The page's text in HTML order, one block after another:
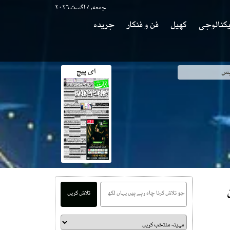
جمعه, ۷ اگست ۲۰۲۶
کھیل فن و فنکار
جریدہ
ای پیج
تلاش کریں